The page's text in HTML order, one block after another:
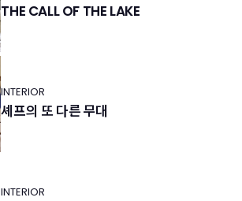
THE CALL OF THE LAKE
INTERIOR
셰프의 또 다른 무대
INTERIOR